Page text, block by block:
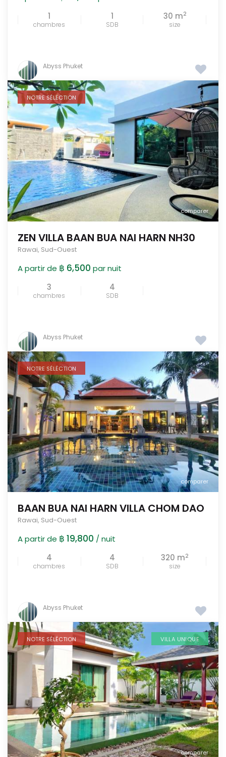
1
chambres
1
SDB
30 m2
size
Abyss Phuket
comparer
NOTRE SÉLÉCTION
ZEN VILLA BAAN BUA NAI HARN NH30
Rawai, Sud-Ouest
A partir de ฿ 6,500 par nuit
3
chambres
4
SDB
Abyss Phuket
comparer
NOTRE SÉLÉCTION
BAAN BUA NAI HARN VILLA CHOM DAO
Rawai, Sud-Ouest
A partir de ฿ 19,800 / nuit
4
chambres
4
SDB
320 m2
size
Abyss Phuket
comparer
NOTRE SÉLÉCTION VILLA UNIQUE